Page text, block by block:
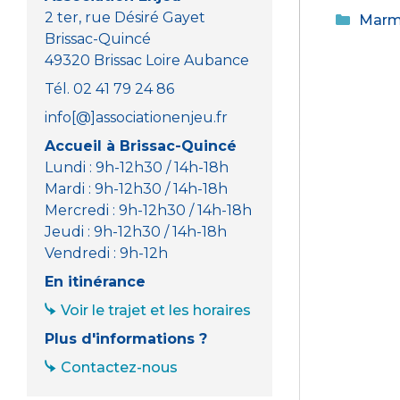
c
2 ter, rue Désiré Gayet
Brissac-Quincé
49320 Brissac Loire Aubance
Tél. 02 41 79 24 86
info[@]associationenjeu.fr
Accueil à Brissac-Quincé
Lundi : 9h-12h30 / 14h-18h
Mardi : 9h-12h30 / 14h-18h
Mercredi : 9h-12h30 / 14h-18h
Jeudi : 9h-12h30 / 14h-18h
Vendredi : 9h-12h
En itinérance
Voir le trajet et les horaires
Plus d'informations ?
Contactez-nous